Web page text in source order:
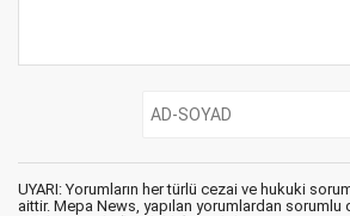
UYARI: Yorumların her türlü cezai ve hukuki
aittir. Mepa News, yapılan yorumlardan sorumlu